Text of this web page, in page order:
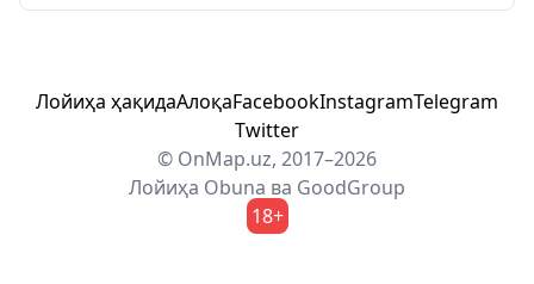
Лойиҳа ҳақидаАлоқаFacebookInstagramTelegram
Twitter
© OnMap.uz, 2017–2026
Лойиҳа Obuna ва GoodGroup
18+